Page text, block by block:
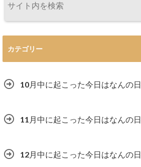
カテゴリー
10月中に起こった今日はなんの日
11月中に起こった今日はなんの日
12月中に起こった今日はなんの日